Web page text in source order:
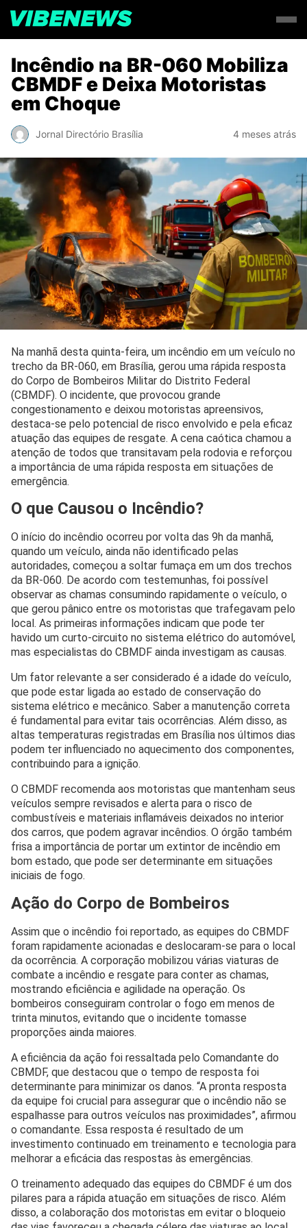
Incêndio na BR-060 Mobiliza
CBMDF e Deixa Motoristas
em Choque
Jornal Directório Brasília 4 meses atrás
Na manhã desta quinta-feira, um incêndio em um veículo no
trecho da BR-060, em Brasília, gerou uma rápida resposta
do Corpo de Bombeiros Militar do Distrito Federal
(CBMDF). O incidente, que provocou grande
congestionamento e deixou motoristas apreensivos,
destaca-se pelo potencial de risco envolvido e pela eficaz
atuação das equipes de resgate. A cena caótica chamou a
atenção de todos que transitavam pela rodovia e reforçou
a importância de uma rápida resposta em situações de
emergência.
O que Causou o Incêndio?
O início do incêndio ocorreu por volta das 9h da manhã,
quando um veículo, ainda não identificado pelas
autoridades, começou a soltar fumaça em um dos trechos
da BR-060. De acordo com testemunhas, foi possível
observar as chamas consumindo rapidamente o veículo, o
que gerou pânico entre os motoristas que trafegavam pelo
local. As primeiras informações indicam que pode ter
havido um curto-circuito no sistema elétrico do automóvel,
mas especialistas do CBMDF ainda investigam as causas.
Um fator relevante a ser considerado é a idade do veículo,
que pode estar ligada ao estado de conservação do
sistema elétrico e mecânico. Saber a manutenção correta
é fundamental para evitar tais ocorrências. Além disso, as
altas temperaturas registradas em Brasília nos últimos dias
podem ter influenciado no aquecimento dos componentes,
contribuindo para a ignição.
O CBMDF recomenda aos motoristas que mantenham seus
veículos sempre revisados e alerta para o risco de
combustíveis e materiais inflamáveis deixados no interior
dos carros, que podem agravar incêndios. O órgão também
frisa a importância de portar um extintor de incêndio em
bom estado, que pode ser determinante em situações
iniciais de fogo.
Ação do Corpo de Bombeiros
Assim que o incêndio foi reportado, as equipes do CBMDF
foram rapidamente acionadas e deslocaram-se para o local
da ocorrência. A corporação mobilizou várias viaturas de
combate a incêndio e resgate para conter as chamas,
mostrando eficiência e agilidade na operação. Os
bombeiros conseguiram controlar o fogo em menos de
trinta minutos, evitando que o incidente tomasse
proporções ainda maiores.
A eficiência da ação foi ressaltada pelo Comandante do
CBMDF, que destacou que o tempo de resposta foi
determinante para minimizar os danos. “A pronta resposta
da equipe foi crucial para assegurar que o incêndio não se
espalhasse para outros veículos nas proximidades”, afirmou
o comandante. Essa resposta é resultado de um
investimento continuado em treinamento e tecnologia para
melhorar a eficácia das respostas às emergências.
O treinamento adequado das equipes do CBMDF é um dos
pilares para a rápida atuação em situações de risco. Além
disso, a colaboração dos motoristas em evitar o bloqueio